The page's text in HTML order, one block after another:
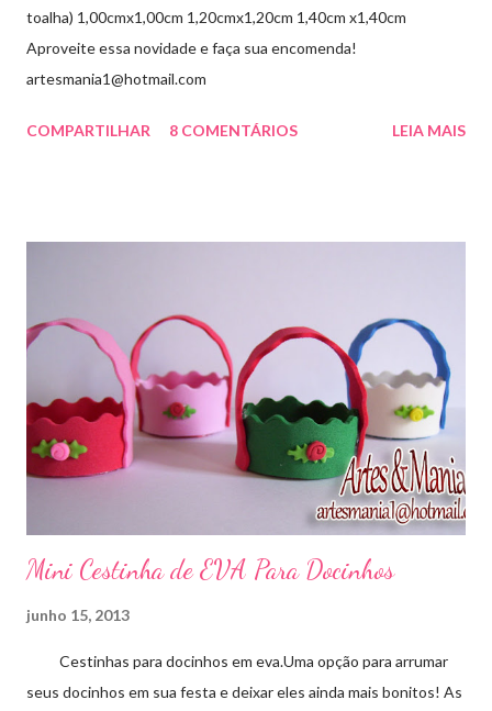
toalha) 1,00cmx1,00cm 1,20cmx1,20cm 1,40cm x1,40cm
Aproveite essa novidade e faça sua encomenda!
artesmania1@hotmail.com
COMPARTILHAR 8 COMENTÁRIOS LEIA MAIS
Mini Cestinha de EVA Para Docinhos
junho 15, 2013
Cestinhas para docinhos em eva.Uma opção para arrumar
seus docinhos em sua festa e deixar eles ainda mais bonitos! As